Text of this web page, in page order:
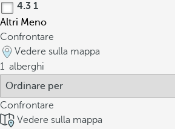
4.3 1
Altri Meno
Confrontare
Vedere sulla mappa
1 alberghi
Confrontare
Vedere sulla mappa